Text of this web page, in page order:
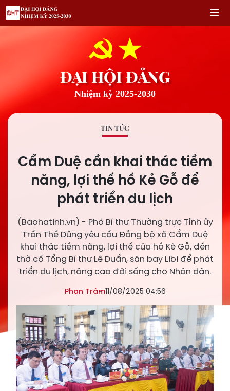
ĐẠI HỘI ĐẢNG
Nhiệm kỳ 2025-2030
TIN TỨC
Cẩm Duệ cần khai thác tiềm
năng, lợi thế hồ Kẻ Gỗ để
phát triển du lịch
(Baohatinh.vn) - Phó Bí thư Thường trực Tỉnh ủy
Trần Thế Dũng yêu cầu Đảng bộ xã Cẩm Duệ
khai thác tiềm năng, lợi thế của hồ Kẻ Gỗ, đền
thờ cố Tổng Bí thư Lê Duẩn, sân bay Libi để phát
triển du lịch, nâng cao đời sống cho Nhân dân.
Phan Trâm11/08/2025 04:56